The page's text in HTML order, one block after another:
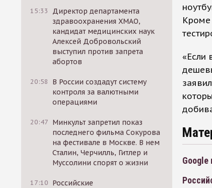
15:33
Директор департамента
здравоохранения ХМАО,
кандидат медицинских наук
Алексей Добровольский
выступил против запрета
абортов
20:58
В России создадут систему
контроля за валютными
операциями
20:47 Минкульт запретил показ
последнего фильма Сокурова
на фестивале в Москве. В нем
Сталин, Черчилль, Гитлер и
Муссолини спорят о жизни
17:10 Российские
Кроме
«Если